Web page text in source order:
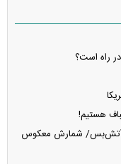
راه است؟
هستیم!
آتش‌بس/ شمارش معکوس